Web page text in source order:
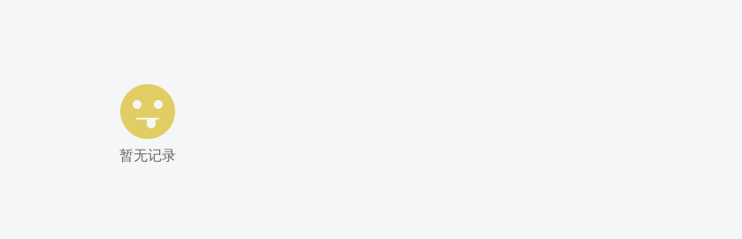
暂无记录